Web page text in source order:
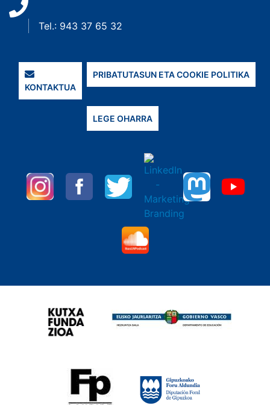
Tel.: 943 37 65 32
KONTAKTUA
PRIBATUTASUN ETA COOKIE POLITIKA
LEGE OHARRA